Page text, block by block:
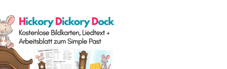
für den Herbst -
Material zum Download.